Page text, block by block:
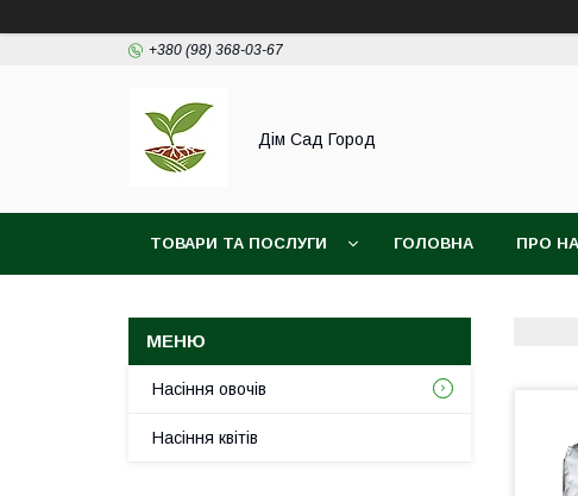
+380 (98) 368-03-67
Дім Сад Город
ТОВАРИ ТА ПОСЛУГИ ГОЛОВНА ПРО
Насіння овочів
Насіння квітів